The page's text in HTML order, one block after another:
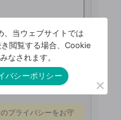
リシー
、当ウェブサイトでは
閲覧する場合、Cookie
なされます。
バシーポリシー